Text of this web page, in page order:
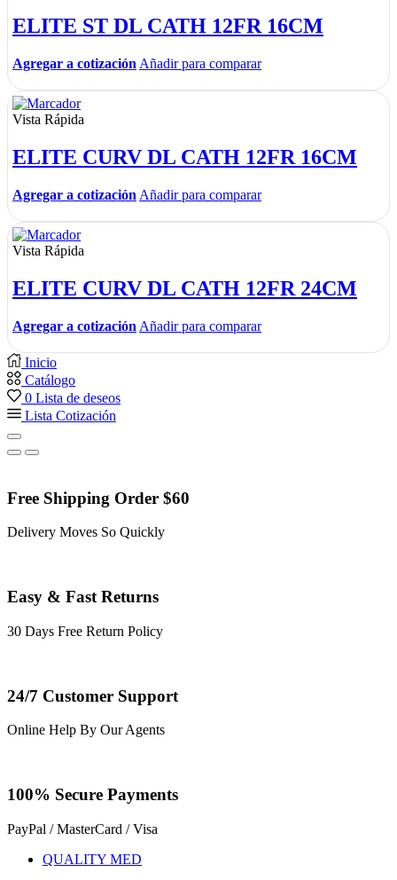
ELITE ST DL CATH 12FR 16CM
Agregar a cotización Añadir para comparar
Vista Rápida
ELITE CURV DL CATH 12FR 16CM
Agregar a cotización Añadir para comparar
Vista Rápida
ELITE CURV DL CATH 12FR 24CM
Agregar a cotización Añadir para comparar
Inicio
Catálogo
0 Lista de deseos
Lista Cotización
Free Shipping Order $60
Delivery Moves So Quickly
Easy & Fast Returns
30 Days Free Return Policy
24/7 Customer Support
Online Help By Our Agents
100% Secure Payments
PayPal / MasterCard / Visa
QUALITY MED